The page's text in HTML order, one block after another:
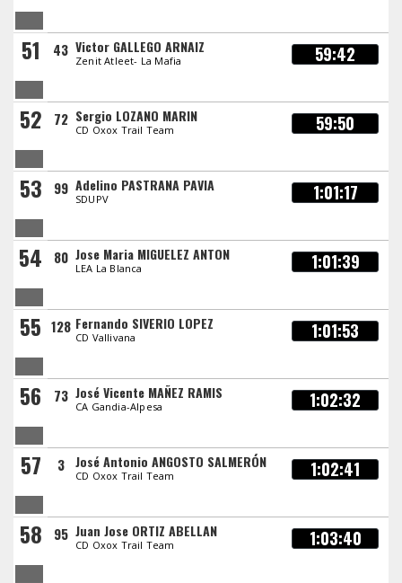
51 43 Victor GALLEGO ARNAIZ
Zenit Atleet- La Mafia 59:42
52 72 Sergio LOZANO MARIN
CD Oxox Trail Team 59:50
53 99 Adelino PASTRANA PAVIA
SDUPV 1:01:17
54 80 Jose Maria MIGUELEZ ANTON
LEA La Blanca 1:01:39
55 128 Fernando SIVERIO LOPEZ
CD Vallivana 1:01:53
56 73 José Vicente MAÑEZ RAMIS
CA Gandia-Alpesa 1:02:32
57 3 José Antonio ANGOSTO SALMERÓN
CD Oxox Trail Team 1:02:41
58 95 Juan Jose ORTIZ ABELLAN
CD Oxox Trail Team 1:03:40